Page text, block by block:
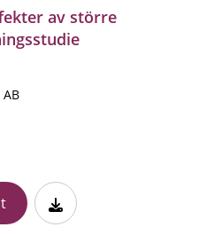
av större